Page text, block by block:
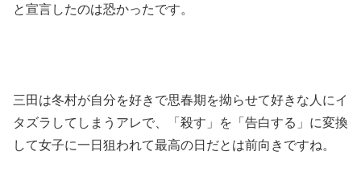
と宣言したのは恐かったです。
三田は冬村が自分を好きで思春期を拗らせて好きな人にイ
タズラしてしまうアレで、「殺す」を「告白する」に変換
して女子に一日狙われて最高の日だとは前向きですね。